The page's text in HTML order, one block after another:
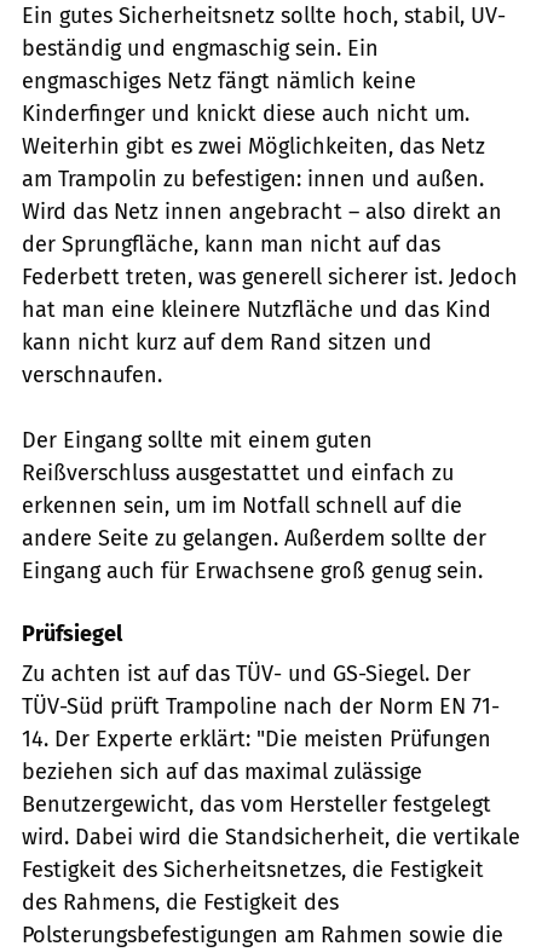
Ein gutes Sicherheitsnetz sollte hoch, stabil, UV-
beständig und engmaschig sein. Ein
engmaschiges Netz fängt nämlich keine
Kinderfinger und knickt diese auch nicht um.
Weiterhin gibt es zwei Möglichkeiten, das Netz
am Trampolin zu befestigen: innen und außen.
Wird das Netz innen angebracht – also direkt an
der Sprungfläche, kann man nicht auf das
Federbett treten, was generell sicherer ist. Jedoch
hat man eine kleinere Nutzfläche und das Kind
kann nicht kurz auf dem Rand sitzen und
verschnaufen.
Der Eingang sollte mit einem guten
Reißverschluss ausgestattet und einfach zu
erkennen sein, um im Notfall schnell auf die
andere Seite zu gelangen. Außerdem sollte der
Eingang auch für Erwachsene groß genug sein.
Prüfsiegel
Zu achten ist auf das TÜV- und GS-Siegel. Der
TÜV-Süd prüft Trampoline nach der Norm EN 71-
14. Der Experte erklärt: "Die meisten Prüfungen
beziehen sich auf das maximal zulässige
Benutzergewicht, das vom Hersteller festgelegt
wird. Dabei wird die Standsicherheit, die vertikale
Festigkeit des Sicherheitsnetzes, die Festigkeit
des Rahmens, die Festigkeit des
Polsterungsbefestigungen am Rahmen sowie die